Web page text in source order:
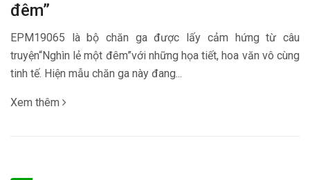
đêm”
EPM19065 là bộ chăn ga được lấy cảm hứng từ câu
truyện“Nghìn lẻ một đêm”với những họa tiết, hoa văn vô cùng
tinh tế. Hiện mẫu chăn ga này đang...
Xem thêm